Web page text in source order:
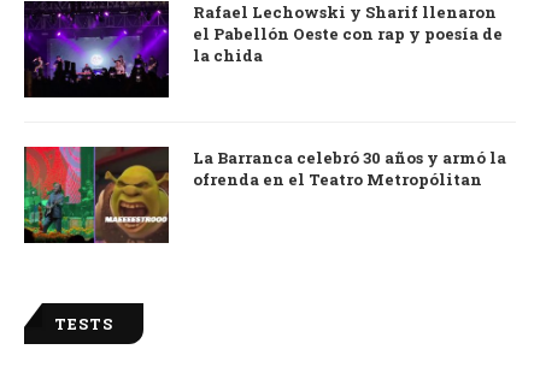
Rafael Lechowski y Sharif llenaron
el Pabellón Oeste con rap y poesía de
la chida
La Barranca celebró 30 años y armó la
ofrenda en el Teatro Metropólitan
TESTS